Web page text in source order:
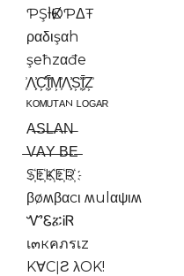
ƤŞƗ̇ҜØƤΔŦ
ραδιşαh
şeħzαđe
͕͗Λ͕͕͗͗Ƈ͕͕͗͗Ī͕͕͗͗M͕͕͗͗Λ͕͕͗͗S͕͕͗͗Ī͕͕͗͗Z͕͗
ᴷᴼᴹᵁᵀᴬᴺ ᴸᴼᴳᴬᴿ
A̶S̶L̶A̶N̶
̶̶V̶̶A̶̶Y̶̶ ̶̶B̶̶E̶̶
S҉E҉K҉E҉R҉
βøʍβαcι ʍulαψιʍ
ᏉᏋፚᎥᏒ
เ๓кคภรเz
K∀CǀƧ λOK!